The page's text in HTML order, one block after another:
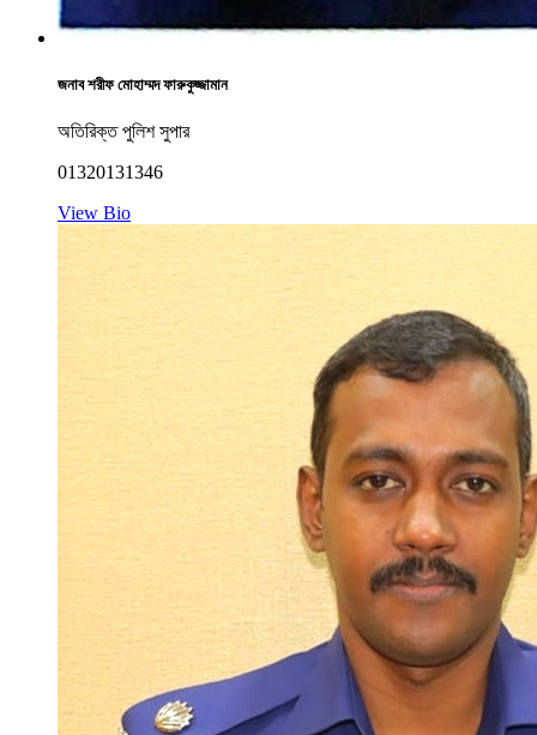
জনাব শরীফ মোহাম্মদ ফারুকুজ্জামান
অতিরিক্ত পুলিশ সুপার
01320131346
View Bio